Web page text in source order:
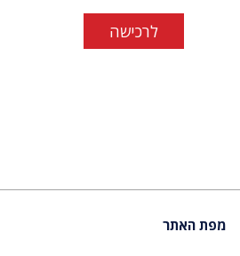
לרכישה
מפת האתר